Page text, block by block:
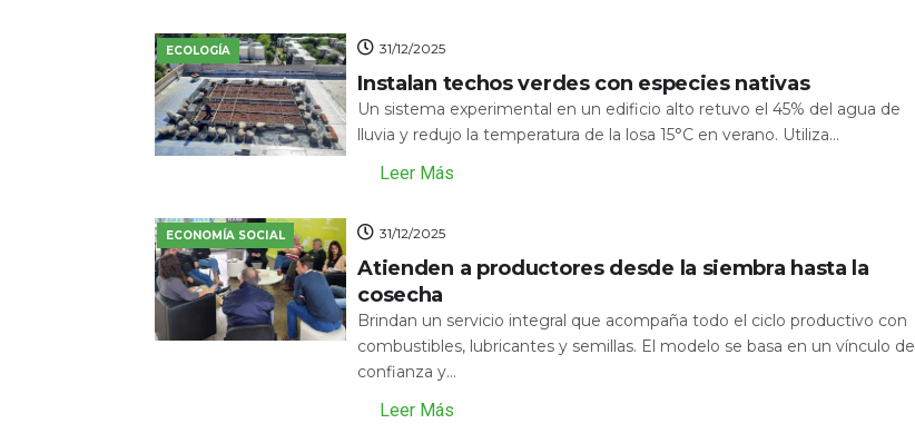
ECOLOGÍA 31/12/2025
Instalan techos verdes con especies nativas
Un sistema experimental en un edificio alto retuvo el 45% del agua de
lluvia y redujo la temperatura de la losa 15°C en verano. Utiliza...
Leer Más
ECONOMÍA SOCIAL 31/12/2025
Atienden a productores desde la siembra hasta la
cosecha
Brindan un servicio integral que acompaña todo el ciclo productivo con
combustibles, lubricantes y semillas. El modelo se basa en un vínculo de
confianza y...
Leer Más